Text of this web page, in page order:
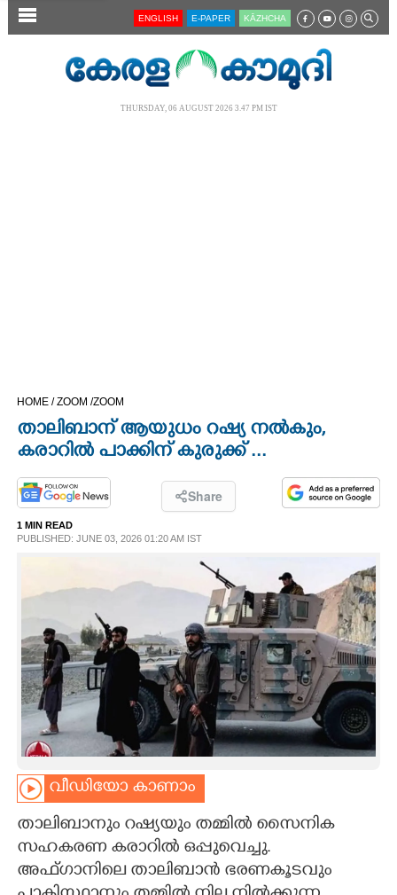
SECTIONS
INFO+
ASTRO
CARTOONS
LITERATURE
ENGLISH E-PAPER KĀZHCHA
THURSDAY, 06 AUGUST 2026 3.47 PM IST
HOME /ZOOM /ZOOM
താലിബാന് ആയുധം റഷ്യ നൽകും,
കരാറിൽ പാക്കിന് കുരുക്ക് ...
Share
1 MIN READ
PUBLISHED: JUNE 03, 2026 01:20 AM IST
വീഡിയോ കാണാം
താലിബാനും റഷ്യയും തമ്മിൽ സൈനിക
സഹകരണ കരാറിൽ ഒപ്പുവെച്ചു.
അഫ്ഗാനിലെ താലിബാൻ ഭരണകൂടവും